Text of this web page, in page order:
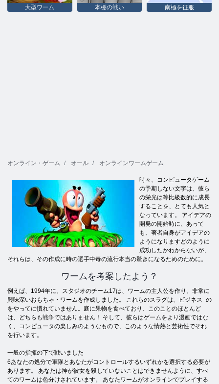
大型ワーム 本棚の戦い 南極を征服
オンライン・ゲーム オール オンラインワームゲーム
時々、コンピュータゲーム
の予期しない文字は、彼ら
の栄光は等比級数的に成長
することを、とても人気と
なっています。 アイデアの
開発の開始時に、あって
も、著者自身がアイデアの
ようになりますどのように
成功したかわからないが、
それらは、その作成に時の選手中毒の流行本当の驚きになるためのために。
ワームを考案したよう？
例えば、1994年に、スタジオのチーム17は、ワームの主人公を作り、非常に
興味深いおもちゃ・ワームを作成しました。 これらのスラグは、ビジネス–の
をやってに慣れていません。庭に果物を食べており、このことのほとんど
は、どちらも戦争ではありません！ そして、彼らはゲームをより漫画ではな
く、コンピュータの楽しみのようなもので、このような情熱と芸術性でそれ
を行います。
一般の指揮の下で戦いました
6あなたの処分で軍隊とあなたがコントロールするいずれかを選択する必要が
あります。 あなたは神が彼女を殺していないことはできませんように、すべ
てのワームは色分けされています。 あなたワームがオンラインでプレイする